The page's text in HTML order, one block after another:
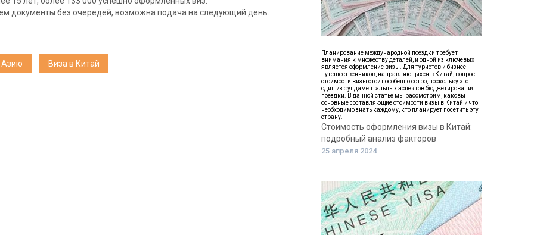
документы без очередей, возможна подача на следующий день.
Азию Виза в Китай
Планирование международной поездки требует
внимания к множеству деталей, и одной из ключевых
является оформление визы. Для туристов и бизнес-
путешественников, направляющихся в Китай, вопрос
стоимости визы стоит особенно остро, поскольку это
один из фундаментальных аспектов бюджетирования
поездки. В данной статье мы рассмотрим, каковы
основные составляющие стоимости визы в Китай и что
необходимо знать каждому, кто планирует посетить эту
страну.
Стоимость оформления визы в Китай:
подробный анализ факторов
25 апреля 2024